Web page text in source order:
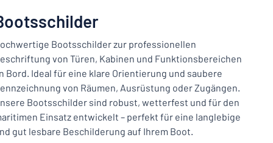
Haus und Heim
Kennzeichnung
Namensschilder
Aufkleber
Verkehr und Fahrzeuge
Industrie und Fertigung
Holzschilder
Aufkleber
Unsere
Bestseller
Material
Herstellung
Haus
und
Heim
Bootsschilder zur professionellen
von Türen, Kabinen und Funktionsbereichen
Bord. Ideal für eine klare Orientierung und saubere
von Räumen, Ausrüstung oder Zugängen.
Bootsschilder sind robust, wetterfest und für den
Einsatz entwickelt – perfekt für eine langlebige
gut lesbare Beschilderung auf Ihrem Boot.